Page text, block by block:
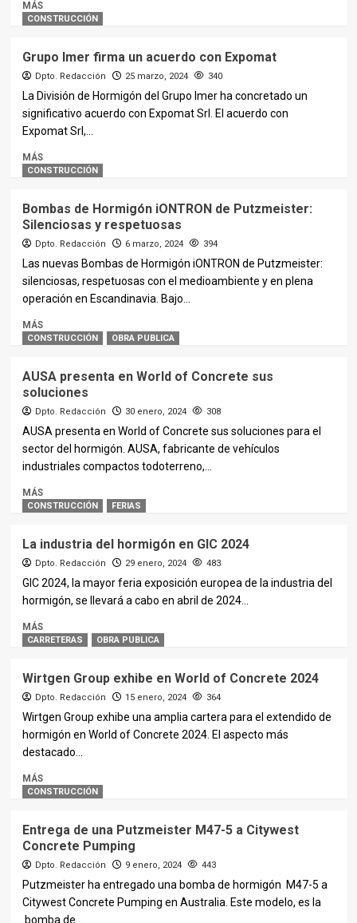
MÁS
CONSTRUCCIÓN
Grupo Imer firma un acuerdo con Expomat
Dpto. Redacción 25 marzo, 2024 340
La División de Hormigón del Grupo Imer ha concretado un
significativo acuerdo con Expomat Srl. El acuerdo con
Expomat Srl,...
MÁS
CONSTRUCCIÓN
Bombas de Hormigón iONTRON de Putzmeister:
Silenciosas y respetuosas
Dpto. Redacción 6 marzo, 2024 394
Las nuevas Bombas de Hormigón iONTRON de Putzmeister:
silenciosas, respetuosas con el medioambiente y en plena
operación en Escandinavia. Bajo...
MÁS
CONSTRUCCIÓN OBRA PUBLICA
AUSA presenta en World of Concrete sus
soluciones
Dpto. Redacción 30 enero, 2024 308
AUSA presenta en World of Concrete sus soluciones para el
sector del hormigón. AUSA, fabricante de vehículos
industriales compactos todoterreno,...
MÁS
CONSTRUCCIÓN FERIAS
La industria del hormigón en GIC 2024
Dpto. Redacción 29 enero, 2024 483
GIC 2024, la mayor feria exposición europea de la industria del
hormigón, se llevará a cabo en abril de 2024...
MÁS
CARRETERAS OBRA PUBLICA
Wirtgen Group exhibe en World of Concrete 2024
Dpto. Redacción 15 enero, 2024 364
Wirtgen Group exhibe una amplia cartera para el extendido de
hormigón en World of Concrete 2024. El aspecto más
destacado...
MÁS
CONSTRUCCIÓN
Entrega de una Putzmeister M47-5 a Citywest
Concrete Pumping
Dpto. Redacción 9 enero, 2024 443
Putzmeister ha entregado una bomba de hormigón M47-5 a
Citywest Concrete Pumping en Australia. Este modelo, es la
bomba de...